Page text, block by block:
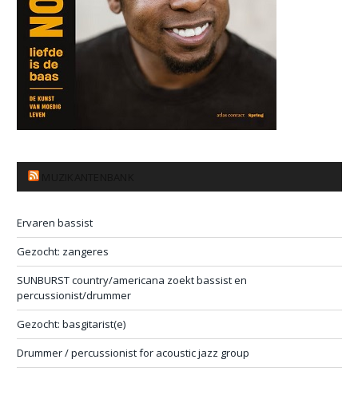
Ervaren bassist
Gezocht: zangeres
SUNBURST country/americana zoekt bassist en
percussionist/drummer
Gezocht: basgitarist(e)
Drummer / percussionist for acoustic jazz group